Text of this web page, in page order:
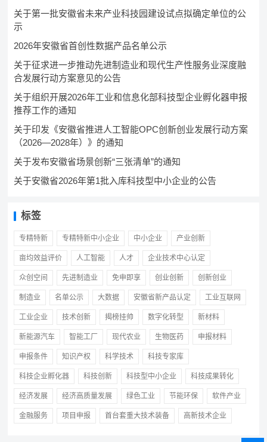
关于第一批安徽省未来产业科技园建设试点拟确定单位的公
示
2026年安徽省首创性数据产品名单公示
关于征求进一步推动先进制造业和现代生产性服务业深度融
合发展行动方案意见的公告
关于组织开展2026年工业和信息化部科技型企业孵化器申报
推荐工作的通知
关于印发《安徽省推进人工智能OPC创新创业发展行动方案
（2026—2028年）》的通知
关于发布安徽省场景创新“三张清单”的通知
关于安徽省2026年第1批入库科技型中小企业的公告
标签
专精特新 专精特新中小企业 中小企业 产业创新
亩均效益评价 人工智能 人才 企业技术中心认定
众创空间 先进制造业 免申即享 创业创新 创新创业
制造业 名单公示 大数据 安徽省新产品认定 工业互联网
工业企业 技术创新 揭榜挂帅 数字化转型 新材料
新能源汽车 智能工厂 现代农业 生物医药 申报材料
申报条件 知识产权 科学技术 科技专家库
科技企业孵化器 科技创新 科技型中小企业 科技成果转化
经济发展 经济高质量发展 绿色工业 节能环保 软件产业
金融服务 项目申报 首台套重大技术装备 高新技术企业